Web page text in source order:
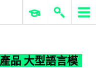
ERP 與商業 AI
品 大型語言模